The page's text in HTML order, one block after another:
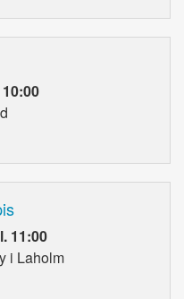
11:00
i Laholm